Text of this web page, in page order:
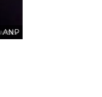
ANP